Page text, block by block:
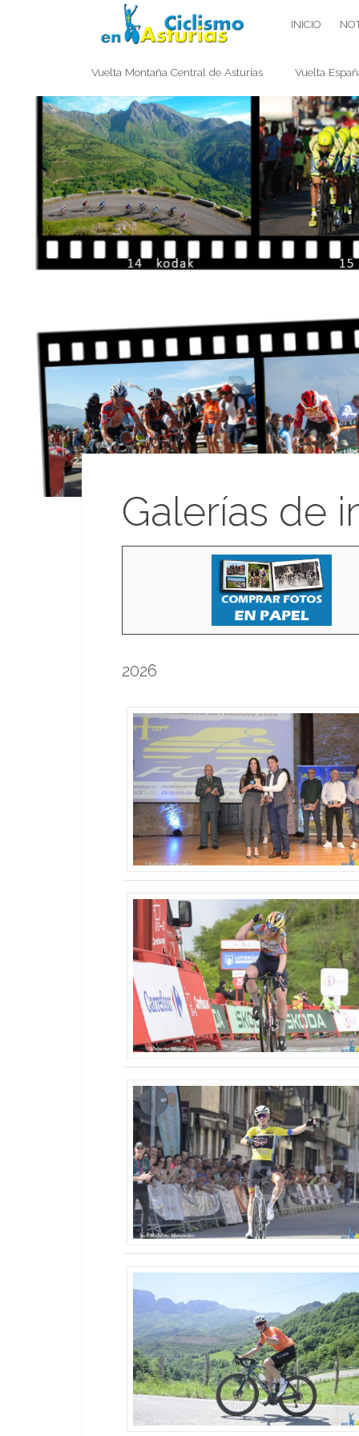
CICLISMO EN ASTURIAS INICIO
Vuelta Montaña Central de Asturias Vuelta
Galerías de
2026